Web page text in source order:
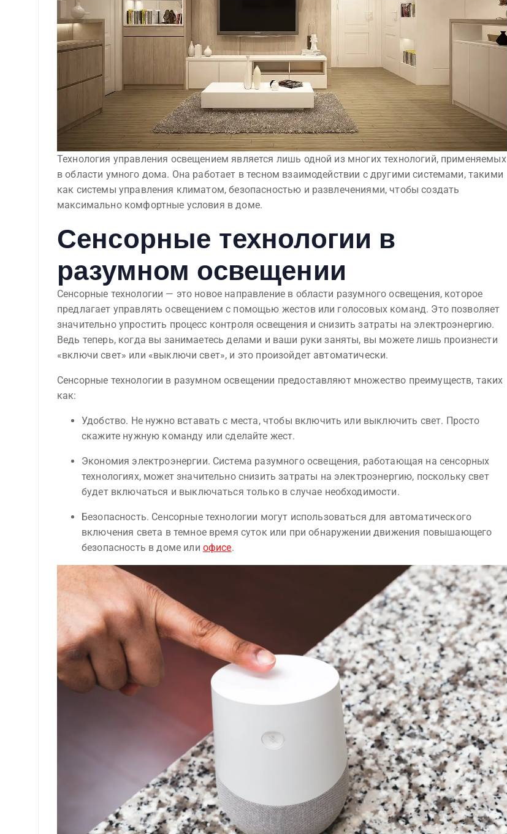
Технология управления освещением является лишь одной из многих технологий, применяемых
в области умного дома. Она работает в тесном взаимодействии с другими системами, такими
как системы управления климатом, безопасностью и развлечениями, чтобы создать
максимально комфортные условия в доме.
Сенсорные технологии в
разумном освещении
Сенсорные технологии — это новое направление в области разумного освещения, которое
предлагает управлять освещением с помощью жестов или голосовых команд. Это позволяет
значительно упростить процесс контроля освещения и снизить затраты на электроэнергию.
Ведь теперь, когда вы занимаетесь делами и ваши руки заняты, вы можете лишь произнести
«включи свет» или «выключи свет», и это произойдет автоматически.
Сенсорные технологии в разумном освещении предоставляют множество преимуществ, таких
как:
Удобство. Не нужно вставать с места, чтобы включить или выключить свет. Просто
скажите нужную команду или сделайте жест.
Экономия электроэнергии. Система разумного освещения, работающая на сенсорных
технологиях, может значительно снизить затраты на электроэнергию, поскольку свет
будет включаться и выключаться только в случае необходимости.
Безопасность. Сенсорные технологии могут использоваться для автоматического
включения света в темное время суток или при обнаружении движения повышающего
безопасность в доме или офисе.